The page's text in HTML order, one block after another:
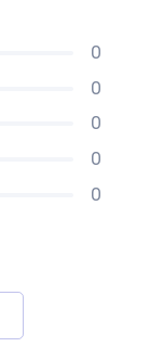
0
0
0
0
0